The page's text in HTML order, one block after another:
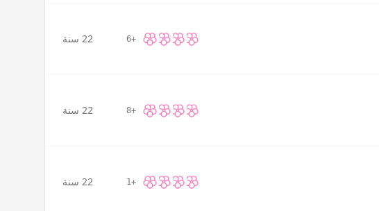
+6 22 سنة
+8 22 سنة
+1 22 سنة